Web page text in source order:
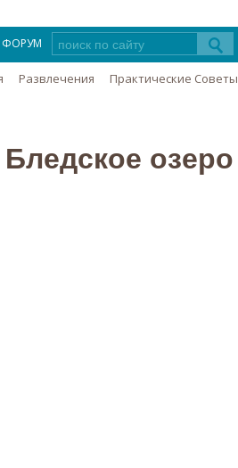
ФОРУМ
Развлечения Практические Советы
озеро